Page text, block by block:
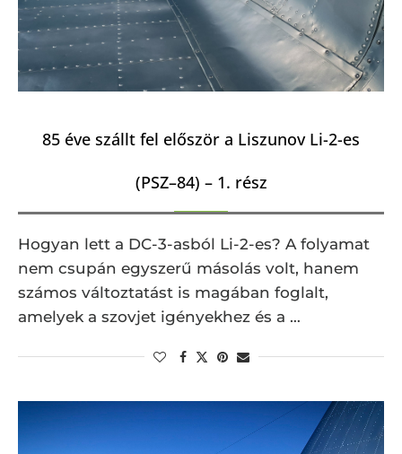
85 éve szállt fel először a Liszunov Li-2-es
(PSZ–84) – 1. rész
Hogyan lett a DC-3-asból Li-2-es? A folyamat
nem csupán egyszerű másolás volt, hanem
számos változtatást is magában foglalt,
amelyek a szovjet igényekhez és a …